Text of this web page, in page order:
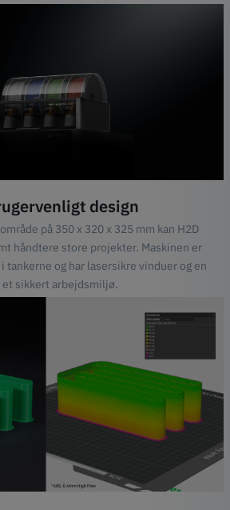
design
på 350 x 320 x 325 mm kan H2D
håndtere store projekter. Maskinen er
tankerne og har lasersikre vinduer og en
sikkert arbejdsmiljø.